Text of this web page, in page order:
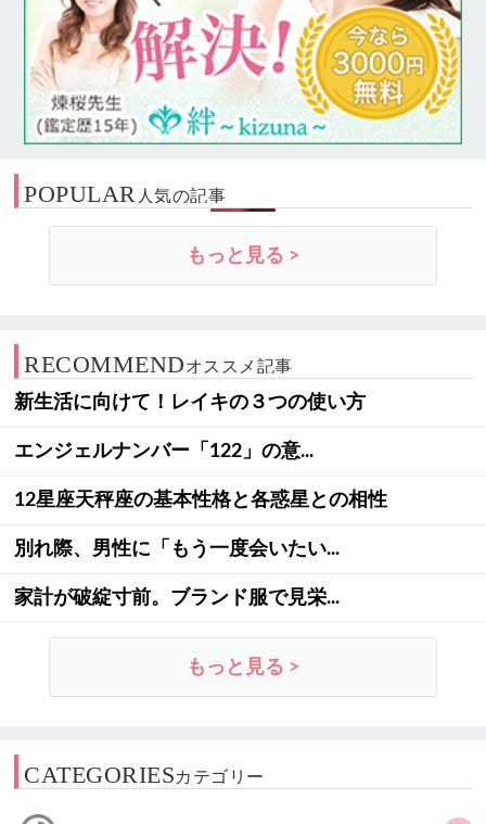
POPULAR 人気の記事
もっと見る >
RECOMMENDオススメ記事
新生活に向けて！レイキの３つの使い方
エンジェルナンバー「122」の意...
12星座天秤座の基本性格と各惑星との相性
別れ際、男性に「もう一度会いたい...
家計が破綻寸前。ブランド服で見栄...
もっと見る >
CATEGORIESカテゴリー